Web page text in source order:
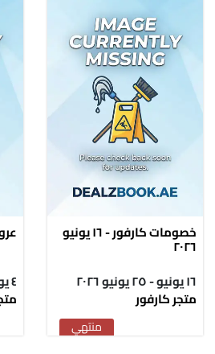
خصومات كارفور - ١٦ يونيو
٢٠٢٦
١٦ يونيو - ٢٥ يونيو ٢٠٢٦
متجر كارفور
منتهي
٤ يونيو - ١٥ يونيو ٢٠٢٦